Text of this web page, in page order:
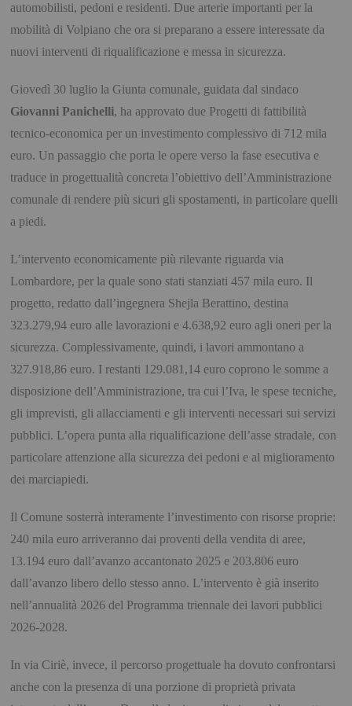
automobilisti, pedoni e residenti. Due arterie importanti per la
mobilità di Volpiano che ora si preparano a essere interessate da
nuovi interventi di riqualificazione e messa in sicurezza.
Giovedì 30 luglio la Giunta comunale, guidata dal sindaco
Giovanni Panichelli, ha approvato due Progetti di fattibilità
tecnico-economica per un investimento complessivo di 712 mila
euro. Un passaggio che porta le opere verso la fase esecutiva e
traduce in progettualità concreta l’obiettivo dell’Amministrazione
comunale di rendere più sicuri gli spostamenti, in particolare quelli
a piedi.
L’intervento economicamente più rilevante riguardavia
Lombardore, per la quale sono stati stanziati457 mila euro. Il
progetto, redatto dall’ingegnera Shejla Berattino, destina
323.279,94 euro alle lavorazioni e4.638,92 euro agli oneri per la
sicurezza. Complessivamente, quindi, i lavori ammontano a
327.918,86 euro. I restanti 129.081,14 euro coprono le somme a
disposizione dell’Amministrazione, tra cui l’Iva, le spese tecniche,
gli imprevisti, gli allacciamenti e gli interventi necessari sui servizi
pubblici. L’opera punta alla riqualificazione dell’asse stradale, con
particolare attenzione alla sicurezza dei pedoni e al miglioramento
dei marciapiedi.
Il Comune sosterrà interamente l’investimento con risorse proprie:
240 mila euro arriveranno dai proventi della vendita di aree,
13.194 euro dall’avanzo accantonato 2025 e 203.806 euro
dall’avanzo libero dello stesso anno. L’intervento è già inserito
nell’annualità 2026 del Programma triennale dei lavori pubblici
2026-2028.
Invia Ciriè, invece, il percorso progettuale ha dovuto confrontarsi
anche con la presenza di una porzione di proprietà privata